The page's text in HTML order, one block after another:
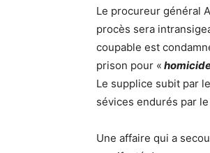
Le procureur général
procès sera
coupable est
prison pour «
Le supplice subit par
sévices endurés par
Une affaire qui a